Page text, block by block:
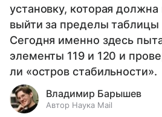
установку, которая
выйти за пределы
Сегодня именно здесь
элементы 119 и 120 и
ли «остров стабильности».
Владимир Барышев
Автор Наука Mail